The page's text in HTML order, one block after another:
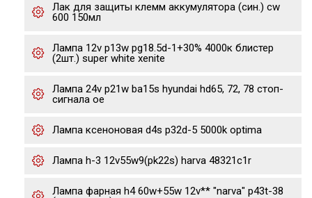
Лак для защиты клемм аккумулятора (син.) cw
600 150мл
Лампа 12v p13w pg18.5d-1+30% 4000к блистер
(2шт.) super white xenite
Лампа 24v p21w ba15s hyundai hd65, 72, 78 стоп-
сигнала oe
Лампа ксеноновая d4s p32d-5 5000k optima
Лампа h-3 12v55w9(pk22s) harva 48321c1r
Лампа фарная h4 60w+55w 12v** "narva" p43t-38